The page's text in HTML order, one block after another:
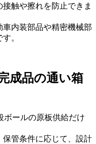
触や擦れを防止できま
内装部品や精密機械部
。
成品の通い箱
ボールの原板供給だけ
管条件に応じて、設計